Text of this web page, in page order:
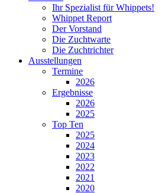
Ihr Spezialist für Whippets!
Whippet Report
Der Vorstand
Die Zuchtwarte
Die Zuchtrichter
Ausstellungen
Termine
2026
Ergebnisse
2026
2025
Top Ten
2025
2024
2023
2022
2021
2020